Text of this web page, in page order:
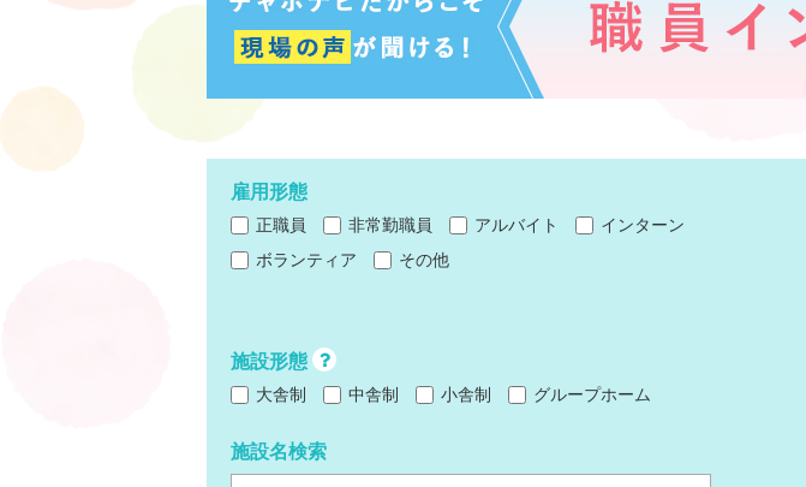
雇用形態
正職員 非常勤職員 アルバイト
インターン
ボランティア
その他
施設形態
大舎制 中舎制 小舎制 グループホーム
施設名検索